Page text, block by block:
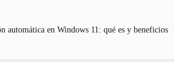
automática en Windows 11: qué es y beneficios